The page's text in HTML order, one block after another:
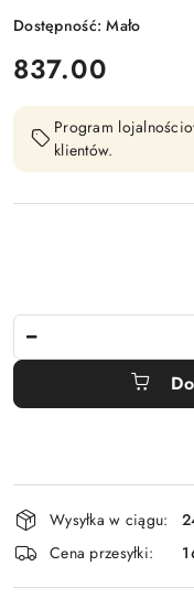
Dostępność:Mało
cena:
837.00
Program
klientów.
Dostępność
i
dostawa
Wysyłka w ciągu:
Cena przesyłki: